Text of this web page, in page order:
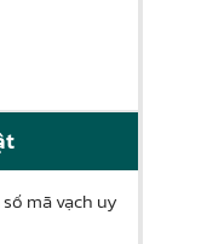
mã vạch uy